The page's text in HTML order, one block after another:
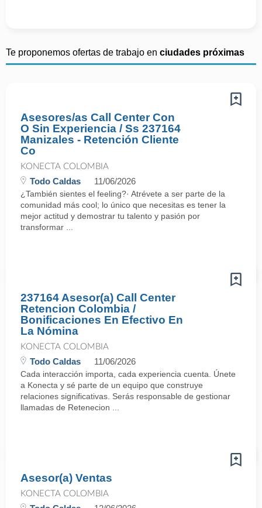
Te proponemos ofertas de trabajo en ciudades próximas
Asesores/as Call Center Con
O Sin Experiencia / Ss 237164
Manizales - Retención Cliente
Co
KONECTA COLOMBIA
Todo Caldas 11/06/2026
¿También sientes el feeling?· Atrévete a ser parte de la
comunidad más cool; lo único que necesitas es tener la
mejor actitud y demostrar tu talento y pasión por
transformar ...
237164 Asesor(a) Call Center
Retencion Colombia /
Bonificaciones En Efectivo En
La Nómina
KONECTA COLOMBIA
Todo Caldas 11/06/2026
Cada interacción importa, cada experiencia cuenta. Únete
a Konecta y sé parte de un equipo que construye
relaciones significativas. Serás responsable de gestionar
llamadas de Retenecion ...
Asesor(a) Ventas
KONECTA COLOMBIA